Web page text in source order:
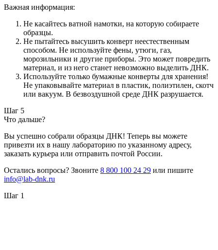
Важная информация:
Не касайтесь ватной намотки, на которую собираете
образцы.
Не пытайтесь высушить конверт неестественным
способом. Не используйте фены, утюги, газ,
морозильники и другие приборы. Это может повредить
материал, и из него станет невозможно выделить ДНК.
Используйте только бумажные конверты для хранения!
Не упаковывайте материал в пластик, полиэтилен, скотч
или вакуум. В безвоздушной среде ДНК разрушается.
Шаг 5
Что дальше?
Вы успешно собрали образцы ДНК! Теперь вы можете
привезти их в нашу лабораторию по указанному адресу,
заказать курьера или отправить почтой России.
Остались вопросы? Звоните 8 800 100 24 29 или пишите
info@lab-dnk.ru
Шаг 1